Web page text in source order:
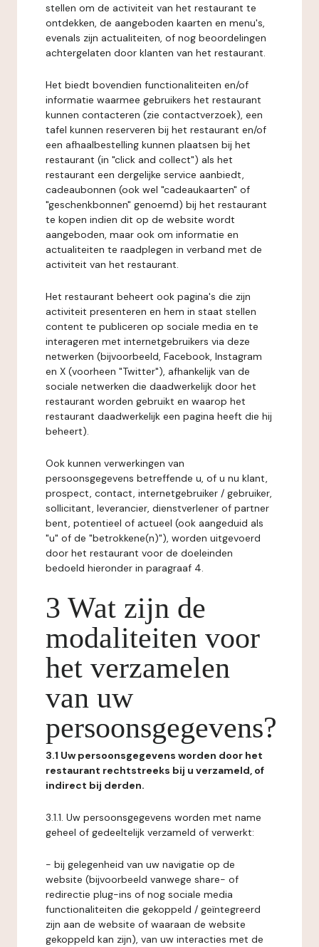
stellen om de activiteit van het restaurant te
ontdekken, de aangeboden kaarten en menu's,
evenals zijn actualiteiten, of nog beoordelingen
achtergelaten door klanten van het restaurant.
Het biedt bovendien functionaliteiten en/of
informatie waarmee gebruikers het restaurant
kunnen contacteren (zie contactverzoek), een
tafel kunnen reserveren bij het restaurant en/of
een afhaalbestelling kunnen plaatsen bij het
restaurant (in "click and collect") als het
restaurant een dergelijke service aanbiedt,
cadeaubonnen (ook wel "cadeaukaarten" of
"geschenkbonnen" genoemd) bij het restaurant
te kopen indien dit op de website wordt
aangeboden, maar ook om informatie en
actualiteiten te raadplegen in verband met de
activiteit van het restaurant.
Het restaurant beheert ook pagina's die zijn
activiteit presenteren en hem in staat stellen
content te publiceren op sociale media en te
interageren met internetgebruikers via deze
netwerken (bijvoorbeeld, Facebook, Instagram
en X (voorheen "Twitter"), afhankelijk van de
sociale netwerken die daadwerkelijk door het
restaurant worden gebruikt en waarop het
restaurant daadwerkelijk een pagina heeft die hij
beheert).
Ook kunnen verwerkingen van
persoonsgegevens betreffende u, of u nu klant,
prospect, contact, internetgebruiker / gebruiker,
sollicitant, leverancier, dienstverlener of partner
bent, potentieel of actueel (ook aangeduid als
"u" of de "betrokkene(n)"), worden uitgevoerd
door het restaurant voor de doeleinden
bedoeld hieronder in paragraaf 4.
3 Wat zijn de
modaliteiten voor
het verzamelen
van uw
persoonsgegevens?
3.1 Uw persoonsgegevens worden door het
restaurant rechtstreeks bij u verzameld, of
indirect bij derden.
3.1.1. Uw persoonsgegevens worden met name
geheel of gedeeltelijk verzameld of verwerkt:
- bij gelegenheid van uw navigatie op de
website (bijvoorbeeld vanwege share- of
redirectie plug-ins of nog sociale media
functionaliteiten die gekoppeld / geïntegreerd
zijn aan de website of waaraan de website
gekoppeld kan zijn), van uw interacties met de